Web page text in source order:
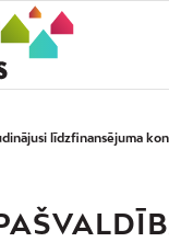
līdzfinansējuma